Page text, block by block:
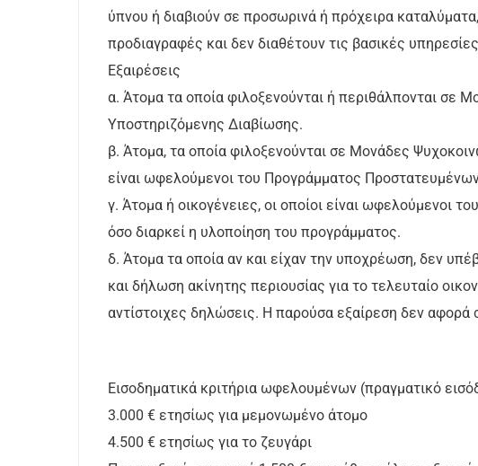
ύπνου ή διαβιούν σε προσωρινά ή πρόχειρα
προδιαγραφές και δεν διαθέτουν τις βασικές
Εξαιρέσεις
α. Άτομα τα οποία φιλοξενούνται ή περιθάλπονται σε
Υποστηριζόμενης Διαβίωσης.
β. Άτομα, τα οποία φιλοξενούνται σε Μονάδες
είναι ωφελούμενοι του Προγράμματος
γ. Άτομα ή οικογένειες, οι οποίοι είναι ωφελούμενοι
όσο διαρκεί η υλοποίηση του προγράμματος.
δ. Άτομα τα οποία αν και είχαν την υποχρέωση, δεν
και δήλωση ακίνητης περιουσίας για το τελευταίο
αντίστοιχες δηλώσεις. Η παρούσα εξαίρεση δεν
Εισοδηματικά κριτήρια ωφελουμένων (πραγματικό
3.000 € ετησίως για μεμονωμένο άτομο
4.500 € ετησίως για το ζευγάρι